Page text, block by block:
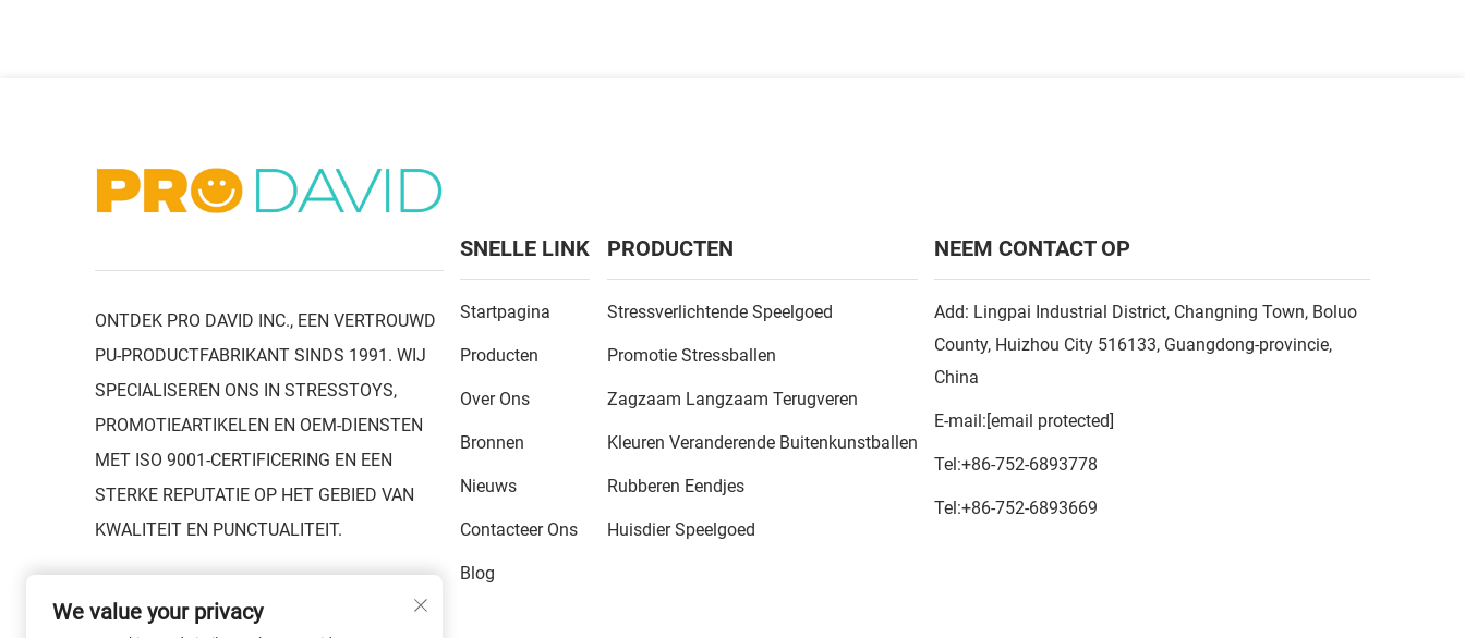
ONTDEK PRO DAVID INC., EEN VERTROUWD
PU-PRODUCTFABRIKANT SINDS 1991. WIJ
SPECIALISEREN ONS IN STRESSTOYS,
PROMOTIEARTIKELEN EN OEM-DIENSTEN
MET ISO 9001-CERTIFICERING EN EEN
STERKE REPUTATIE OP HET GEBIED VAN
KWALITEIT EN PUNCTUALITEIT.
SNELLE LINK
Startpagina
Producten
Over Ons
Bronnen
Nieuws
Contacteer Ons
Blog
PRODUCTEN
Stressverlichtende Speelgoed
Promotie Stressballen
Zagzaam Langzaam Terugveren
Kleuren Veranderende Buitenkunstballen
Rubberen Eendjes
Huisdier Speelgoed
NEEM CONTACT OP
Add: Lingpai Industrial District, Changning Town, Boluo
County, Huizhou City 516133, Guangdong-provincie,
China
E-mail: [email protected]
Tel:+86-752-6893778
Tel:+86-752-6893669
We value your privacy